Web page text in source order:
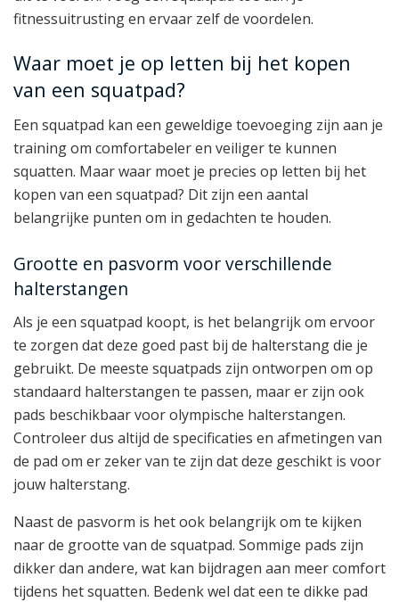
fitnessuitrusting en ervaar zelf de voordelen.
Waar moet je op letten bij het kopen
van een squatpad?
Een squatpad kan een geweldige toevoeging zijn aan je
training om comfortabeler en veiliger te kunnen
squatten. Maar waar moet je precies op letten bij het
kopen van een squatpad? Dit zijn een aantal
belangrijke punten om in gedachten te houden.
Grootte en pasvorm voor verschillende
halterstangen
Als je een squatpad koopt, is het belangrijk om ervoor
te zorgen dat deze goed past bij de halterstang die je
gebruikt. De meeste squatpads zijn ontworpen om op
standaard halterstangen te passen, maar er zijn ook
pads beschikbaar voor olympische halterstangen.
Controleer dus altijd de specificaties en afmetingen van
de pad om er zeker van te zijn dat deze geschikt is voor
jouw halterstang.
Naast de pasvorm is het ook belangrijk om te kijken
naar de grootte van de squatpad. Sommige pads zijn
dikker dan andere, wat kan bijdragen aan meer comfort
tijdens het squatten. Bedenk wel dat een te dikke pad